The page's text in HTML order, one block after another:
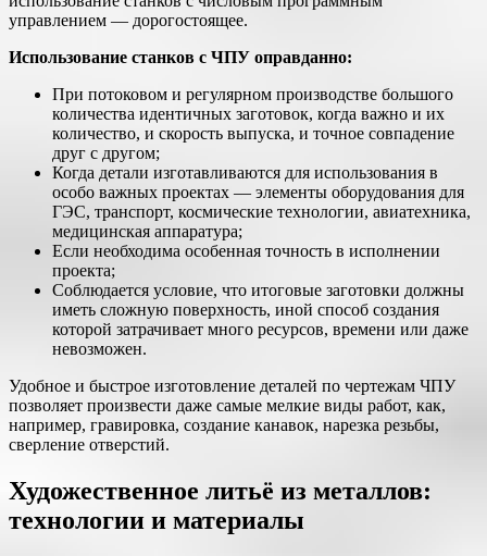
управлением — дорогостоящее.
Использование станков с ЧПУ оправданно:
При потоковом и регулярном производстве большого
количества идентичных заготовок, когда важно и их
количество, и скорость выпуска, и точное совпадение
друг с другом;
Когда детали изготавливаются для использования в
особо важных проектах — элементы оборудования для
ГЭС, транспорт, космические технологии, авиатехника,
медицинская аппаратура;
Если необходима особенная точность в исполнении
проекта;
Соблюдается условие, что итоговые заготовки должны
иметь сложную поверхность, иной способ создания
которой затрачивает много ресурсов, времени или даже
невозможен.
Удобное и быстрое изготовление деталей по чертежам ЧПУ
позволяет произвести даже самые мелкие виды работ, как,
например, гравировка, создание канавок, нарезка резьбы,
сверление отверстий.
Художественное литьё из металлов:
технологии и материалы